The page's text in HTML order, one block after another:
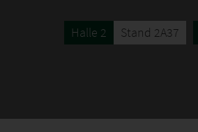
Halle 2 Stand 2A37